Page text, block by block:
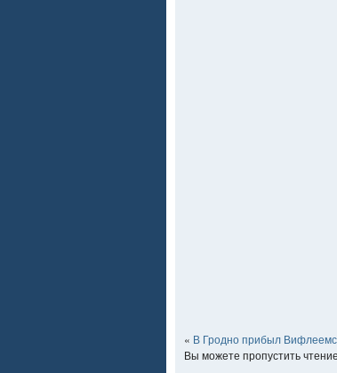
« В Гродно прибыл
Вы можете пропустить